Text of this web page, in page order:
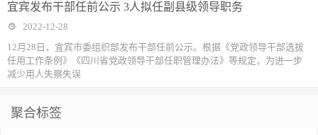
宜宾发布干部任前公示 3人拟任副县级领导职务
2022-12-28
12月28日，宜宾市委组织部发布干部任前公示。根据《党政领导干部选拔
任用工作条例》《四川省党政领导干部任职管理办法》等规定，为进一步
减少用人失察失误
聚合标签